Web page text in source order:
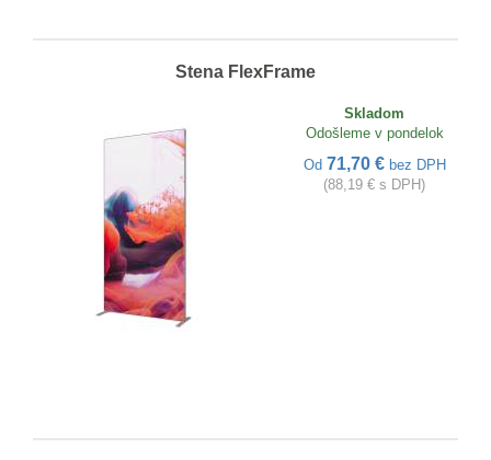
Stena FlexFrame
Skladom
Odošleme v pondelok
Od 71,70 € bez DPH
(88,19 € s DPH)